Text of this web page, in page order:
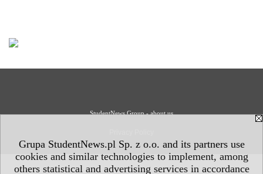
Grupa StudentNews.pl Sp. z o.o. and its partners use
cookies and similar technologies to implement, among
others statistical and advertising services in accordance
StudentNews Group - about us